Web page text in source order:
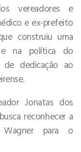
vereadores e
e ex-prefeito
construiu uma
e na política do
dedicação ao
Jonatas dos
reconhecer a
para o